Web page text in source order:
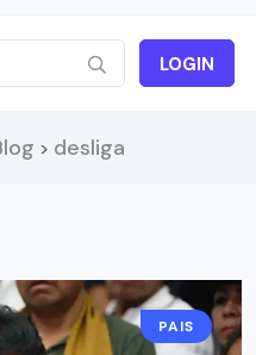
LOGIN
> desliga
PAIS